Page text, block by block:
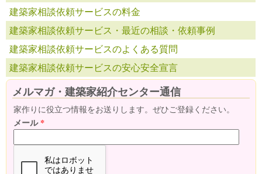
建築家相談依頼サービスの料金
建築家相談依頼サービス・最近の相談・依頼事例
建築家相談依頼サービスのよくある質問
建築家相談依頼サービスの安心安全宣言
メルマガ・建築家紹介センター通信
家作りに役立つ情報をお送りします。ぜひご登録ください。
メール*